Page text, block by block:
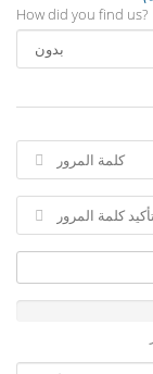
How did you find us?